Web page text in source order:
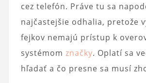
cez telefón. Práve tu sa
najčastejšie odhalia, pretože
fejkov nemajú prístup k
systémom značky. Oplatí sa
hľadať a čo presne sa musí